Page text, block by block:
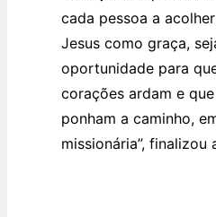
cada pessoa a
Jesus como graça,
oportunidade para
corações ardam e
ponham a caminho,
missionária”, finalizou